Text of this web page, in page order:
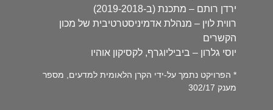
ירדן רותם – מתכנת (ב-2019-2018)
רווית לוין – מנהלת אדמיניסטרטיבית של מכון
הקשרים
יוסי גלרון – ביביליוגרף, לקסיקון אוהיו
* הפרויקט נתמך על-ידי הקרן הלאומית למדעים, מספר
מענק 302/17